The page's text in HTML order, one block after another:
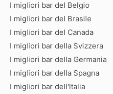
I migliori bar del Belgio
I migliori bar del Brasile
I migliori bar del Canada
I migliori bar della Svizzera
I migliori bar della Germania
I migliori bar della Spagna
I migliori bar dell'Italia